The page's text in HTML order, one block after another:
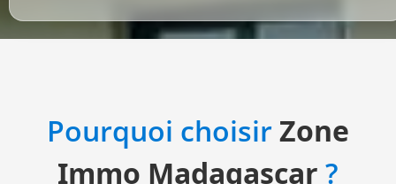
Pourquoi choisirZone
Immo Madagascar ?